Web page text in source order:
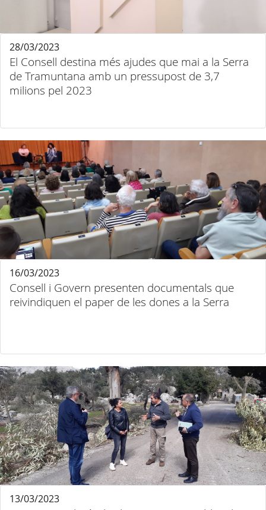
El Consell destina més ajudes que mai a la Serra
de Tramuntana amb un pressupost de 3,7
milions pel 2023
28/03/2023
Consell i Govern presenten documentals que
reivindiquen el paper de les dones a la Serra
16/03/2023
13/03/2023